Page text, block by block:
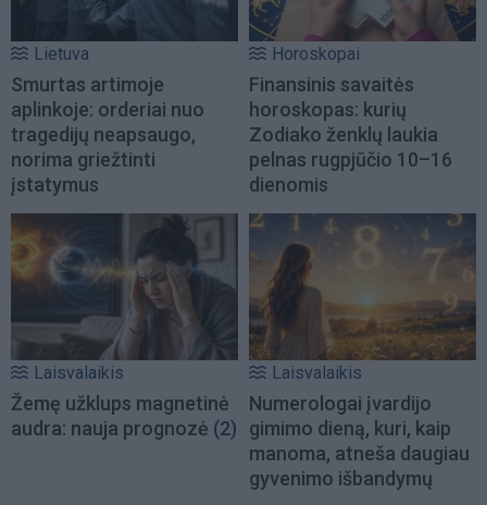
Lietuva
Smurtas artimoje
aplinkoje: orderiai nuo
tragedijų neapsaugo,
norima griežtinti
įstatymus
Horoskopai
Finansinis savaitės
horoskopas: kurių
Zodiako ženklų laukia
pelnas rugpjūčio 10–16
dienomis
Laisvalaikis
Žemę užklups magnetinė
audra: nauja prognozė (2)
Laisvalaikis
Numerologai įvardijo
gimimo dieną, kuri, kaip
manoma, atneša daugiau
gyvenimo išbandymų